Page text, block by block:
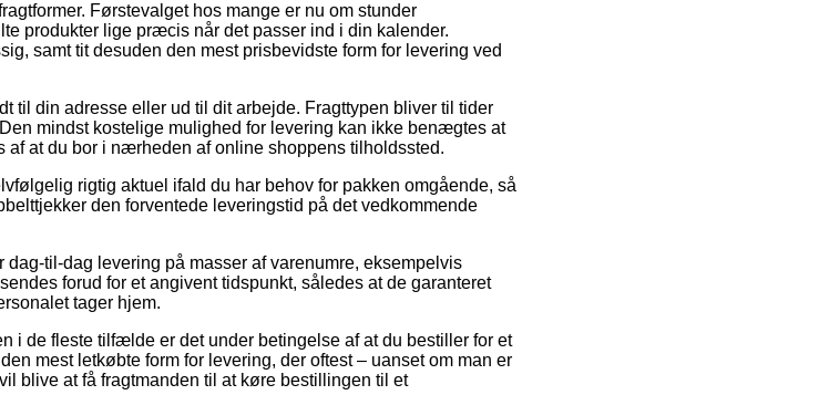
Førstevalget hos mange er nu om stunder
produkter lige præcis når det passer ind i din kalender.
samt tit desuden den mest prisbevidste form for levering ved
til din adresse eller ud til dit arbejde. Fragttypen bliver til tider
mindst kostelige mulighed for levering kan ikke benægtes at
at du bor i nærheden af online shoppens tilholdssted.
rigtig aktuel ifald du har behov for pakken omgående, så
den forventede leveringstid på det vedkommende
til-dag levering på masser af varenumre, eksempelvis
forud for et angivent tidspunkt, således at de garanteret
tager hjem.
i de fleste tilfælde er det under betingelse af at du bestiller for et
mest letkøbte form for levering, der oftest – uanset om man er
blive at få fragtmanden til at køre bestillingen til et